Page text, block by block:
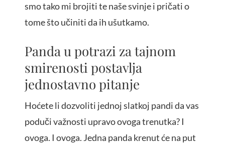
smo tako mi brojiti te naše svinje i pričati o
tome što učiniti da ih ušutkamo.
Panda u potrazi za tajnom
smirenosti postavlja
jednostavno pitanje
Hoćete li dozvoliti jednoj slatkoj pandi da vas
poduči važnosti upravo ovoga trenutka? I
ovoga. I ovoga. Jedna panda krenut će na put